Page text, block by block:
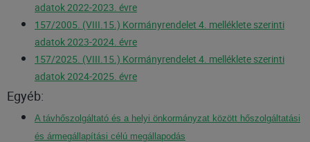
adatok 2022-2023. évre
157/2005. (VIII.15.) Kormányrendelet 4. melléklete szerinti
adatok 2023-2024. évre
157/2025. (VIII.15.) Kormányrendelet 4. melléklete szerinti
adatok 2024-2025. évre
Egyéb:
A távhőszolgáltató és a helyi önkormányzat között hőszolgáltatási
és ár­megállapítási célú megállapodás